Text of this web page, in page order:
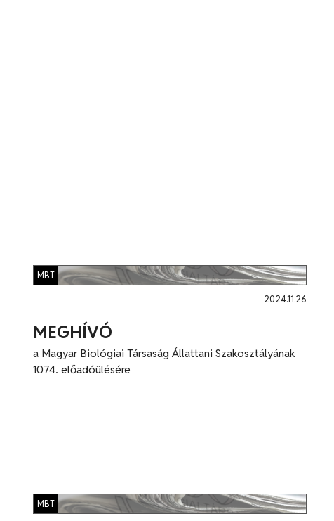
MEGHÍVÓ
MBT
2024.11.26
a Magyar Biológiai Társaság Állattani Szakosztályának
1074. előadóülésére
MBT